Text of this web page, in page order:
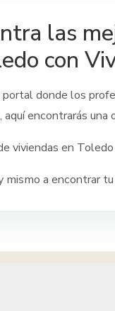
las
con
donde los
aquí encontrarás
viviendas en Toledo
mismo a encontrar